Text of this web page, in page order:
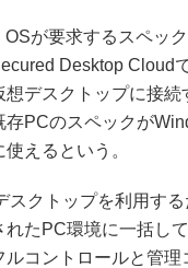
が要求するスペッ
Desktop Cloud
デスクトップに接
PCのスペックが
えるという。
クトップを利用す
たPC環境に一括し
コントロールと管理